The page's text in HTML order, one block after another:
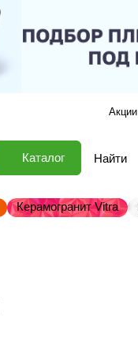
Акции
Каталог
Керамогранит Vitra